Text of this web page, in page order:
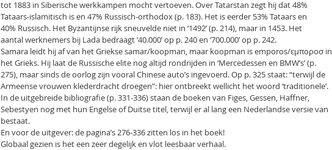
tot 1883 in Siberische werkkampen mocht vertoeven. Over Tatarstan zegt hij dat 48%
Tataars-islamitisch is en 47% Russisch-orthodox (p. 183). Het is eerder 53% Tataars en
40% Russisch. Het Byzantijnse rijk sneuvelde niet in ‘1492’ (p. 214), maar in 1453. Het
aantal werknemers bij Lada bedraagt ‘40.000’ op p. 240 en ‘700.000’ op p. 242.
Samara leidt hij af van het Griekse samar/koopman, maar koopman is emporos/εμποροσ in
het Grieks. Hij laat de Russische elite nog altijd rondrijden in ‘Mercedessen en BMW’s’ (p.
275), maar sinds de oorlog zijn vooral Chinese auto’s ingevoerd. Op p. 325 staat: “terwijl de
Armeense vrouwen klederdracht droegen”: hier ontbreekt wellicht het woord ‘traditionele’.
In de uitgebreide bibliografie (p. 331-336) staan de boeken van Figes, Gessen, Haffner,
Sebestyen nog met hun Engelse of Duitse titel, terwijl er al lang een Nederlandse versie van
bestaat.
En voor de uitgever: de pagina’s 276-336 zitten los in het boek!
Globaal gezien is het een zeer degelijk en vlot leesbaar verhaal.